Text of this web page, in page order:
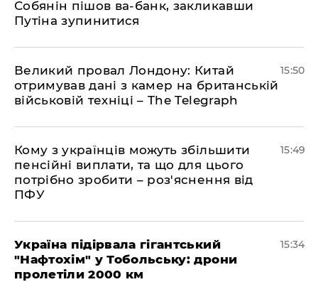
Собянін пішов ва-банк, закликавши
Путіна зупинитися
Великий провал Лондону: Китай
отримував дані з камер на британській
військовій техніці – The Telegraph
15:50
Кому з українців можуть збільшити
пенсійні виплати, та що для цього
потрібно зробити – роз'яснення від
ПФУ
15:49
Україна підірвала гігантський
"Нафтохім" у Тобольську: дрони
пролетіли 2000 км
15:34